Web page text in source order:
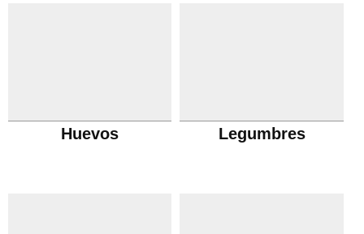
Huevos Legumbres